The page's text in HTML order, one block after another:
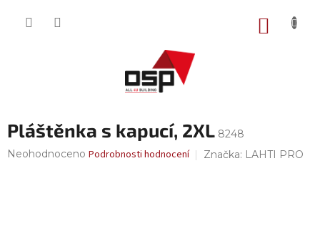
Pláštěnka s kapucí, 2XL 8248
Průměrné
Neohodnoceno Podrobnosti hodnocení Značka: LAHTI PRO